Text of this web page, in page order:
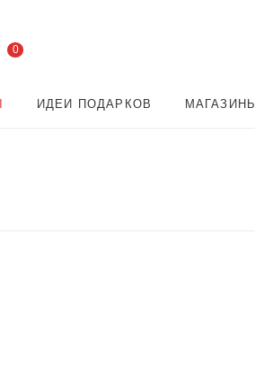
0
ИДЕИ ПОДАРКОВ МАГАЗИНЫ